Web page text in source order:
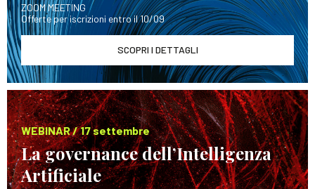
ZOOM MEETING
Offerte per iscrizioni entro il 10/09
SCOPRI I DETTAGLI
WEBINAR / 17 settembre
La governance dell’Intelligenza
Artificiale